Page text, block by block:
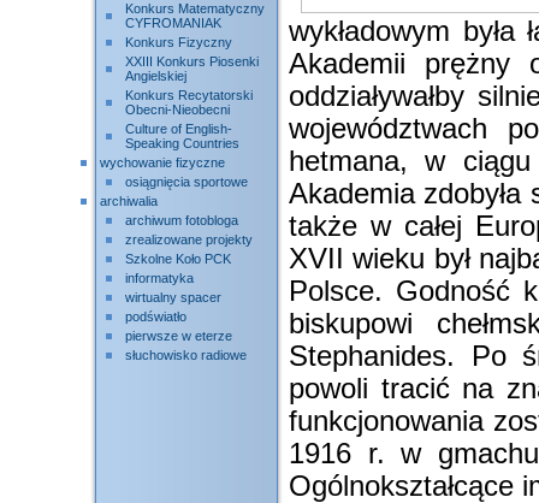
wykładowym
Akademii prężny
oddziaływałby
województwach
hetmana, w
Akademia zdobyła
także w całej
XVII wieku był
Polsce. Godność
biskupowi
Stephanides. Po
powoli tracić na
funkcjonowania
1916 r. w
Ogólnokształcące
Konkurs Matematyczny
CYFROMANIAK
Konkurs Fizyczny
XXIII Konkurs Piosenki
Angielskiej
Konkurs Recytatorski
Obecni-Nieobecni
Culture of English-
Speaking Countries
wychowanie fizyczne
osiągnięcia sportowe
archiwalia
archiwum fotobloga
zrealizowane projekty
Szkolne Koło PCK
informatyka
wirtualny spacer
podświatło
pierwsze w eterze
słuchowisko radiowe